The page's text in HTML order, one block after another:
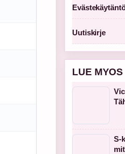
Uutiskirje
LUE MYOS
S-